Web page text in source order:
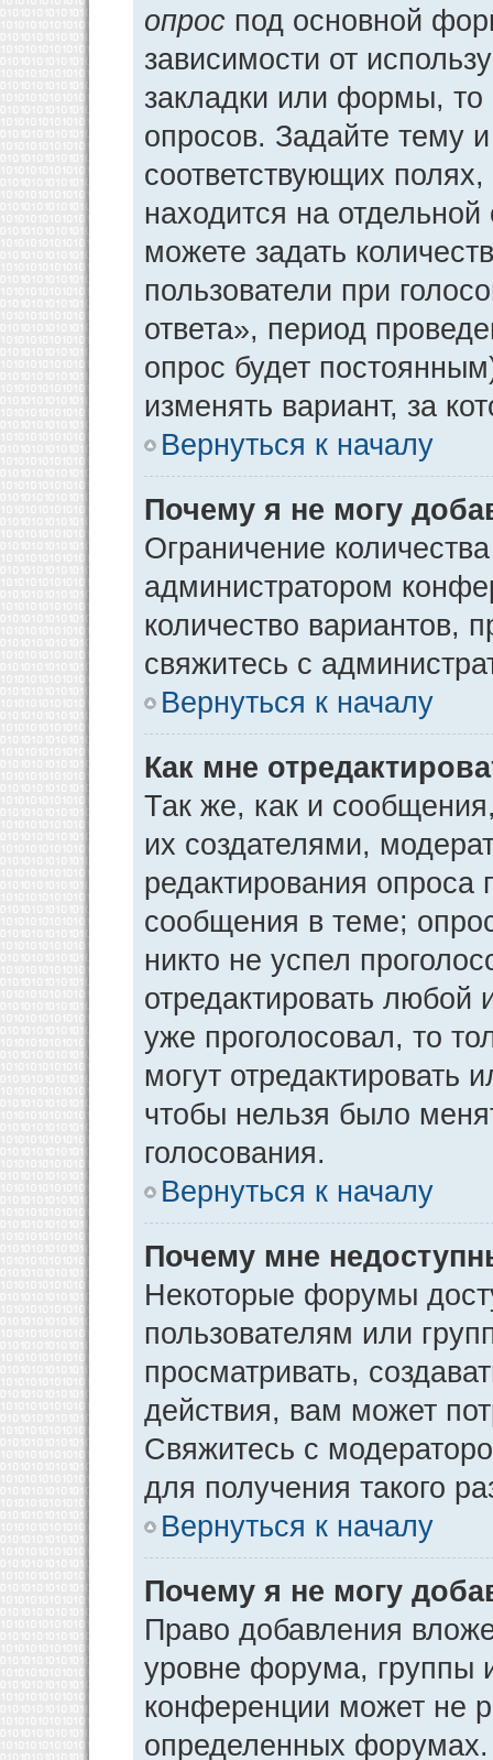
опрос под основной
зависимости от
закладки или формы, то
опросов. Задайте тему
соответствующих
находится на
можете задать
пользователи при
ответа», период
опрос будет
изменять вариант, за
Вернуться к началу
Почему я не могу
Ограничение
администратором
количество вариантов,
свяжитесь с
Вернуться к началу
Как мне
Так же, как и
их создателями,
редактирования опроса
сообщения в теме;
никто не успел
отредактировать любой
уже проголосовал, то
могут отредактировать
чтобы нельзя было
голосования.
Вернуться к началу
Почему мне
Некоторые форумы
пользователям или
просматривать,
действия, вам может
Свяжитесь с
для получения такого
Вернуться к началу
Почему я не могу
Право добавления
уровне форума, группы
конференции может не
определенных